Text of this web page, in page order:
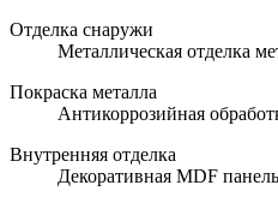
Отделка снаружи
Металлическая отделка
Покраска металла
Антикоррозийная
Внутренняя отделка
Декоративная MDF